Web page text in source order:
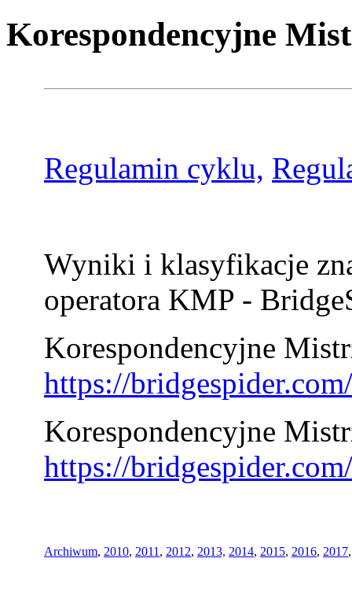
Korespondencyjne
Regulamin cyklu,
Wyniki i klasyfikacje
operatora KMP -
Korespondencyjne
https://
Korespondencyjne
https://
Archiwum, 2010, 2011 , 2012, 2013, 2014, 2015, 2016, 2017